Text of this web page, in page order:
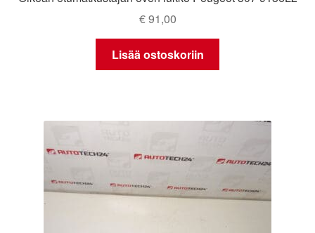
€91,00
Lisää ostoskoriin